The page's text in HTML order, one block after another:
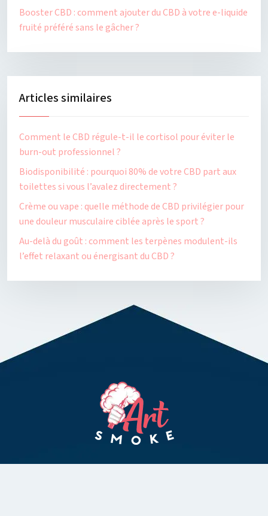
Booster CBD : comment ajouter du CBD à votre e-liquide
fruité préféré sans le gâcher ?
Articles similaires
Comment le CBD régule-t-il le cortisol pour éviter le
burn-out professionnel ?
Biodisponibilité : pourquoi 80% de votre CBD part aux
toilettes si vous l’avalez directement ?
Crème ou vape : quelle méthode de CBD privilégier pour
une douleur musculaire ciblée après le sport ?
Au-delà du goût : comment les terpènes modulent-ils
l’effet relaxant ou énergisant du CBD ?